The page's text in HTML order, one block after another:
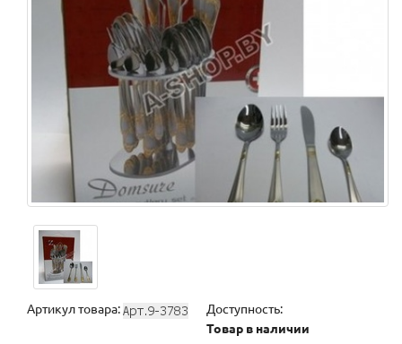
Артикул товара:
Доступность:
Товар в наличии